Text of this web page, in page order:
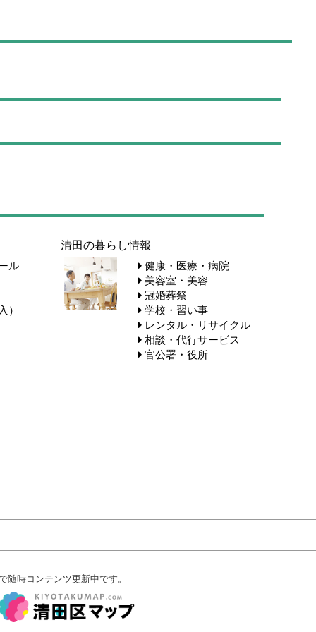
ル
清田の暮らし情報
健康・医療・病院
美容室・美容
冠婚葬祭
学校・習い事
レンタル・リサイクル
相談・代行サービス
官公署・役所
時コンテンツ更新中です。